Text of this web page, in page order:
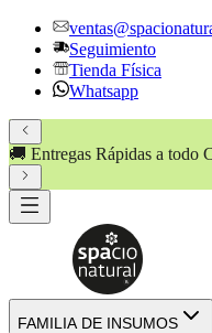
Seguimiento
Tienda Física
Whatsapp
💸 PAGA HASTA EN3
FAMILIA DE INSUMOS